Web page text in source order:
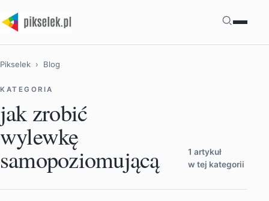
Szukaj
Pikselek › Blog
KATEGORIA
jak zrobić
wylewkę
samopoziomującą
1 artykuł
w tej kategorii